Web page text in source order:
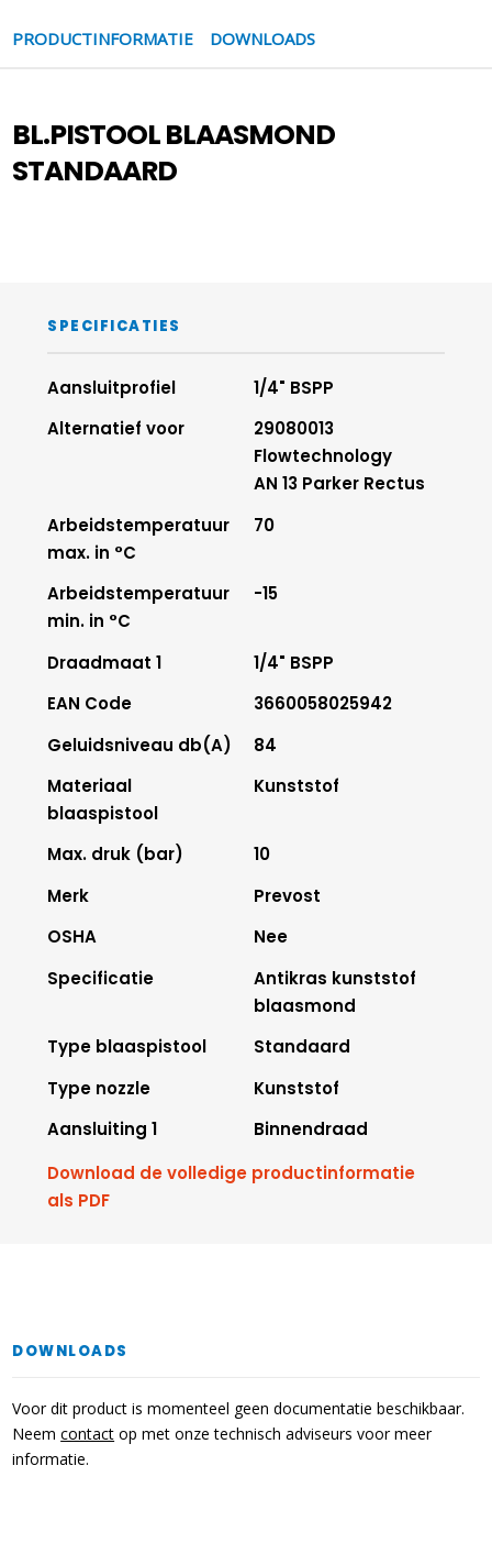
PRODUCTINFORMATIE DOWNLOADS
BL.PISTOOL BLAASMOND
STANDAARD
SPECIFICATIES
Aansluitprofiel
1/4" BSPP
Alternatief voor
29080013
Flowtechnology
AN 13 Parker Rectus
Arbeidstemperatuur
max. in °C
70
Arbeidstemperatuur
min. in °C
-15
Draadmaat 1
1/4" BSPP
EAN Code
3660058025942
Geluidsniveau db(A)
84
Materiaal
blaaspistool
Kunststof
Max. druk (bar)
10
Merk
Prevost
OSHA
Nee
Specificatie
Antikras kunststof
blaasmond
Type blaaspistool
Standaard
Type nozzle
Kunststof
Aansluiting 1
Binnendraad
Download de volledige productinformatie
als PDF
DOWNLOADS
Voor dit product is momenteel geen documentatie beschikbaar.
Neemcontact op met onze technisch adviseurs voor meer
informatie.